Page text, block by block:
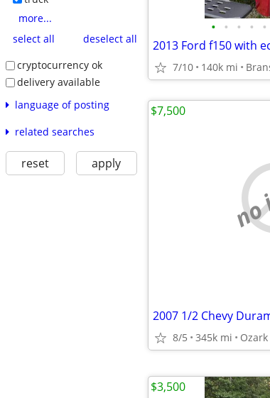
more...
select all
deselect all
cryptocurrency ok
delivery available
language of posting
related searches
reset apply
• • • • •
2013 Ford f150 with
7/10 140k mi
2007 1/2 Chevy
8/5 345k mi Ozark
$7,500
$3,500